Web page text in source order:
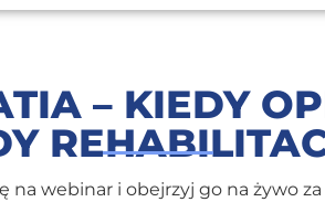
– KIEDY
na webinar i obejrzyj go na żywo